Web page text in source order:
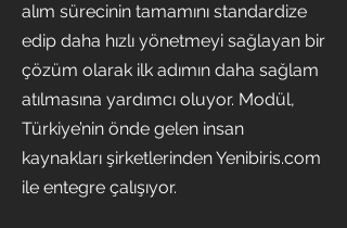
alım sürecinin tamamını standardize
edip daha hızlı yönetmeyi sağlayan bir
çözüm olarak ilk adımın daha sağlam
atılmasına yardımcı oluyor. Modül,
Türkiye’nin önde gelen insan
kaynakları şirketlerinden Yenibiris.com
ile entegre çalışıyor.